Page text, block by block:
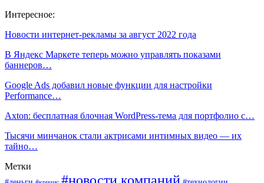
Интересное:
Новости интернет-рекламы за август 2022 года
В Яндекс Маркете теперь можно управлять показами
баннеров…
Google Ads добавил новые функции для настройки
Performance…
Axton: бесплатная блочная WordPress-тема для портфолио с…
Тысячи минчанок стали актрисами интимных видео — их
тайно…
Метки
#новости компаний